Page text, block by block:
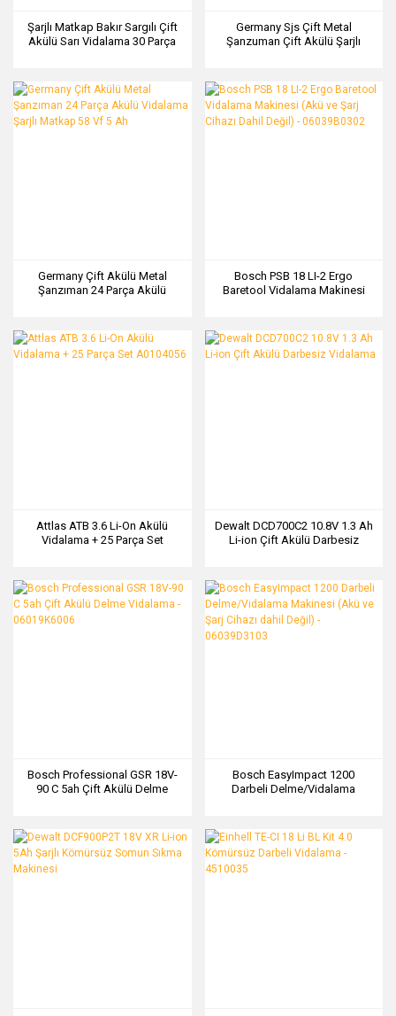
Şarjlı Matkap Bakır Sargılı Çift
Akülü Sarı Vidalama 30 Parça
Germany Sjs Çift Metal
Şanzuman Çift Akülü Şarjlı
Germany Çift Akülü Metal
Şanzıman 24 Parça Akülü
Bosch PSB 18 LI-2 Ergo
Baretool Vidalama Makinesi
Attlas ATB 3.6 Li-On Akülü
Vidalama + 25 Parça Set
Dewalt DCD700C2 10.8V 1.3 Ah
Li-ion Çift Akülü Darbesiz
Bosch Professional GSR 18V-
90 C 5ah Çift Akülü Delme
Bosch EasyImpact 1200
Darbeli Delme/Vidalama